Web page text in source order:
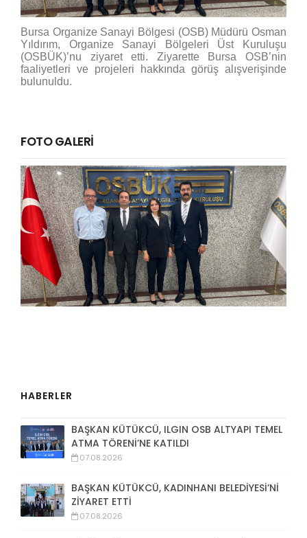
Bursa Organize Sanayi Bölgesi (OSB) Müdürü Osman
Yıldırım, Organize Sanayi Bölgeleri Üst Kuruluşu
(OSBÜK)’nu ziyaret etti. Ziyarette Bursa OSB’nin
faaliyetleri ve projeleri hakkında görüş alışverişinde
bulunuldu.
FOTO GALERİ
HABERLER
BAŞKAN KÜTÜKCÜ, ILGIN OSB ALTYAPI TEMEL
ATMA TÖRENİ’NE KATILDI
07.08.2026
BAŞKAN KÜTÜKCÜ, KADINHANI BELEDİYESİ’Nİ
ZİYARET ETTİ
07.08.2026